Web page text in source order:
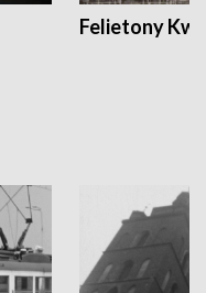
Felietony